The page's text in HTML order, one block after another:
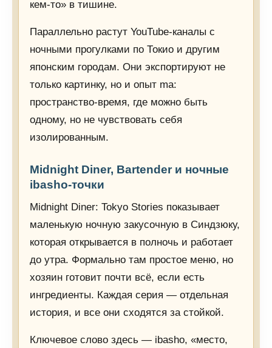
кем-то» в тишине.
Параллельно растут YouTube-каналы с
ночными прогулками по Токио и другим
японским городам. Они экспортируют не
только картинку, но и опыт ma:
пространство-время, где можно быть
одному, но не чувствовать себя
изолированным.
Midnight Diner, Bartender и ночные
ibasho-точки
Midnight Diner: Tokyo Stories показывает
маленькую ночную закусочную в Синдзюку,
которая открывается в полночь и работает
до утра. Формально там простое меню, но
хозяин готовит почти всё, если есть
ингредиенты. Каждая серия — отдельная
история, и все они сходятся за стойкой.
Ключевое слово здесь — ibasho, «место,